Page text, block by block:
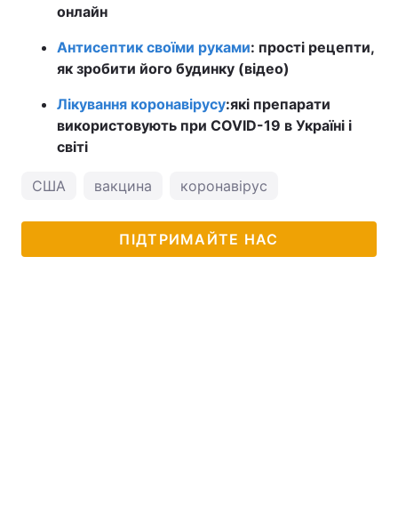
онлайн
Антисептик своїми руками: прості рецепти,
як зробити його будинку (відео)
Лікування коронавірусу:які препарати
використовують при COVID-19 в Україні і
світі
США вакцина коронавірус
ПІДТРИМАЙТЕ НАС